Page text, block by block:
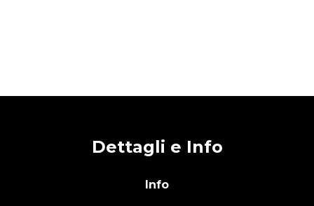
Dettagli e Info
Info